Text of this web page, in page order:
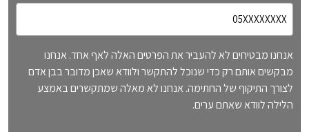
אנחנו מבטיחים לא להעביר את הפרטים האלה לאף אחד. אנחנו
מבקשים אותם רק כדי שנוכל להתקשר ולוודא שאכן מדובר בבן אדם
לצורך התיקוף של החתימה. אנחנו לא מאלה שמתקשרים באמצע
הלילה לוודא שאתם ערים.